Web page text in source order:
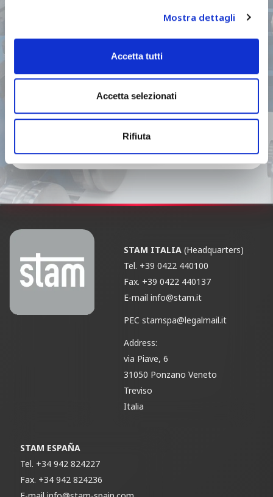
Mostra dettagli
Accetta tutti
Accetta selezionati
Rifiuta
我们能帮助您做什么？
请联系我们的销售网络或服务部门
联系我们
STAM ITALIA (Headquarters)
Tel. +39 0422 440100
Fax. +39 0422 440137
E-mail info@stam.it
PECstamspa@legalmail.it
Address:
via Piave, 6
31050 Ponzano Veneto
Treviso
Italia
STAM ESPAÑA
Tel. +34 942 824227
Fax. +34 942 824236